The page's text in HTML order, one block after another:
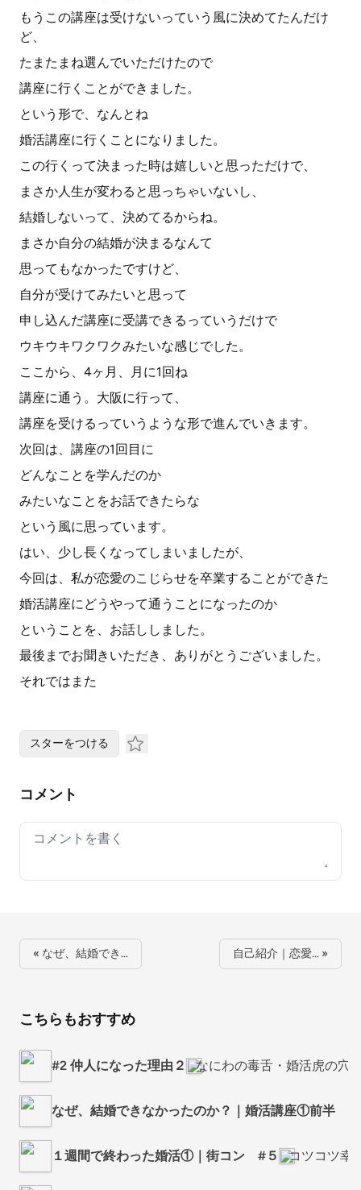
もうこの講座は受けないっていう風に決めてたんだけ
ど、
たまたまね選んでいただけたので
講座に行くことができました。
という形で、なんとね
婚活講座に行くことになりました。
この行くって決まった時は嬉しいと思っただけで、
まさか人生が変わると思っちゃいないし、
結婚しないって、決めてるからね。
まさか自分の結婚が決まるなんて
思ってもなかったですけど、
自分が受けてみたいと思って
申し込んだ講座に受講できるっていうだけで
ウキウキワクワクみたいな感じでした。
ここから、4ヶ月、月に1回ね
講座に通う。大阪に行って、
講座を受けるっていうような形で進んでいきます。
次回は、講座の1回目に
どんなことを学んだのか
みたいなことをお話できたらな
という風に思っています。
はい、少し長くなってしまいましたが、
今回は、私が恋愛のこじらせを卒業することができた
婚活講座にどうやって通うことになったのか
ということを、お話ししました。
最後までお聞きいただき、ありがとうございました。
それではまた
スターをつける
コメント
Your comment
« なぜ、結婚でき… 自己紹介｜恋愛… »
こちらもおすすめ
#2 仲人になった理由２ なにわの毒舌・婚活虎の穴
なぜ、結婚できなかったのか？｜婚活講座①前半 #
１週間で終わった婚活①｜街コン #５ コツコツ幸